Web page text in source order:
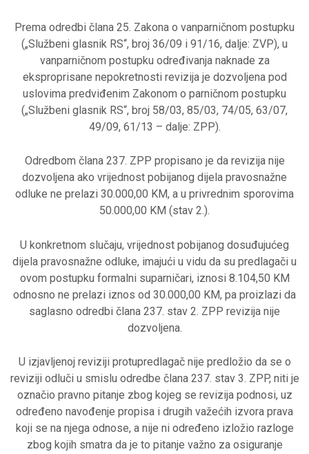
Prema odredbi člana 25. Zakona o vanparničnom postupku
(„Službeni glasnik RS“, broj 36/09 i 91/16, dalje: ZVP), u
vanparničnom postupku određivanja naknade za
eksproprisane nepokretnosti revizija je dozvoljena pod
uslovima predviđenim Zakonom o parničnom postupku
(„Službeni glasnik RS“, broj 58/03, 85/03, 74/05, 63/07,
49/09, 61/13 – dalje: ZPP).
Odredbom člana 237. ZPP propisano je da revizija nije
dozvoljena ako vrijednost pobijanog dijela pravosnažne
odluke ne prelazi 30.000,00 KM, a u privrednim sporovima
50.000,00 KM (stav 2.).
U konkretnom slučaju, vrijednost pobijanog dosuđujućeg
dijela pravosnažne odluke, imajući u vidu da su predlagači u
ovom postupku formalni suparničari, iznosi 8.104,50 KM
odnosno ne prelazi iznos od 30.000,00 KM, pa proizlazi da
saglasno odredbi člana 237. stav 2. ZPP revizija nije
dozvoljena.
U izjavljenoj reviziji protupredlagač nije predložio da se o
reviziji odluči u smislu odredbe člana 237. stav 3. ZPP, niti je
označio pravno pitanje zbog kojeg se revizija podnosi, uz
određeno navođenje propisa i drugih važećih izvora prava
koji se na njega odnose, a nije ni određeno izložio razloge
zbog kojih smatra da je to pitanje važno za osiguranje